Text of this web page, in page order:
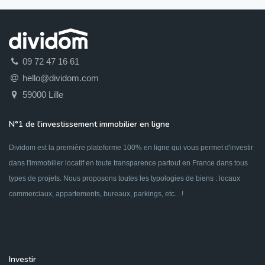
09 72 47 16 61
hello@dividom.com
59000 Lille
N°1 de l'investissement immobilier en ligne
Dividom est la première plateforme 100% en ligne qui vous permet d'investir
dans l'immobilier locatif en toute transparence partout en France dans tous
types de projets. Nous proposons toutes les typologies de biens : locaux
commerciaux, appartements, bureaux, parkings, etc... !
Investir